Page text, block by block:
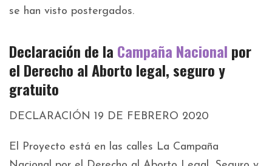
se han visto postergados.
Declaración de la Campaña Nacional por
el Derecho al Aborto legal, seguro y
gratuito
DECLARACIÓN 19 DE FEBRERO 2020
El Proyecto está en las calles La Campaña